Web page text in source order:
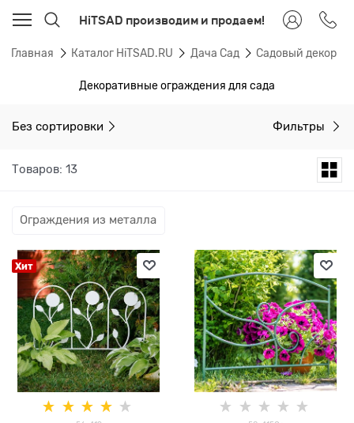
HiTSAD производим и продаем!
Главная Каталог HiTSAD.RU Дача Сад Садовый декор
Декоративные ограждения для сада
Без сортировки Фильтры
Товаров: 13
Ограждения из металла
Хит